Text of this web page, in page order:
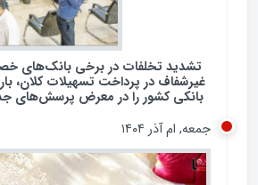
تشدید تخلفات در برخی بانک‌های
غیرشفاف در پرداخت تسهیلات کلان، بار
بانکی کشور را در معرض پرسش‌های